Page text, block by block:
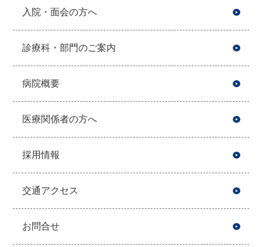
入院・面会の方へ
診療科・部門のご案内
病院概要
医療関係者の方へ
採用情報
交通アクセス
お問合せ